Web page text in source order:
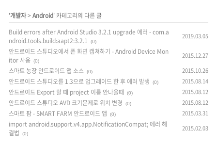
'개발자> Android' 카테고리의 다른 글
Build errors after Android Studio 3.2.1 upgrade 에러 - com.a
ndroid.tools.build:aapt2:3.2.1
(0)
2019.03.05
안드로이드 스튜디오에서 폰 화면 캡쳐하기 - Android Device Mon
itor 사용 (0)
2015.12.27
스마트 농장 안드로이드 앱 소스 (0) 2015.10.26
안드로이드 스튜디오를 1.3으로 업그레이드 한 후 에러 발생 (0) 2015.08.14
안드로이드 Export 할 때 project 이름 안나올때 (0) 2015.08.12
안드로이드 스튜디오 AVD 크기문제로 위치 변경 (0) 2015.08.12
스마트 팜 - SMART FARM 안드로이드 앱 (0) 2015.03.31
import android.support.v4.app.NotificationCompat; 에러 해
결법
(0)
2015.02.03